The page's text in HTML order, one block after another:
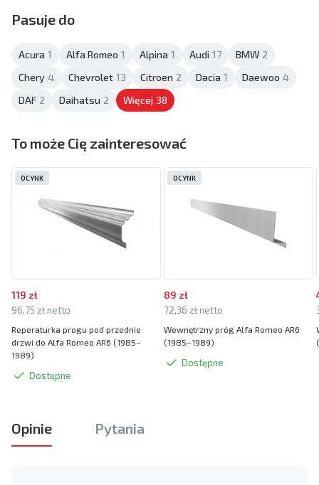
Pasuje do
Acura 1 Alfa Romeo 1 Alpina 1 Audi 17 BMW 2
Chery 4 Chevrolet 13 Citroen 2 Dacia 1 Daewoo 4
DAF 2 Daihatsu 2 Więcej 38
To może Cię zainteresować
119 zł
96,75 zł netto
Reperaturka progu pod przednie
drzwi do Alfa Romeo AR6 (1985–
1989)
Dostępne
OCYNK
89 zł
72,36 zł netto
Wewnętrzny próg Alfa Romeo AR6
(1985–1989)
Dostępne
OCYNK
Opinie Pytania